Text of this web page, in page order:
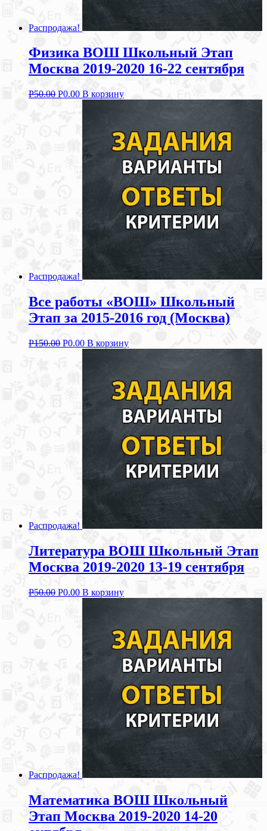
Распродажа!
Физика ВОШ Школьный Этап
Москва 2019-2020 16-22 сентября
Р50.00 Р0.00 В корзину
Распродажа!
Все работы «ВОШ» Школьный
Этап за 2015-2016 год (Москва)
Р150.00 Р0.00 В корзину
Распродажа!
Литература ВОШ Школьный Этап
Москва 2019-2020 13-19 сентября
Р50.00 Р0.00 В корзину
Распродажа!
Математика ВОШ Школьный
Этап Москва 2019-2020 14-20